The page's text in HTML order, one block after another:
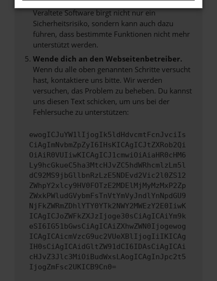
Veraltete Software birgt nicht nur ein
Sicherheitsrisiko, sondern kann auch dazu
führen, dass bestimmte Funktionen nicht mehr
unterstützt werden.
Wende dich an den Webseitenbetreiber.
Wenn du alle oben genannten Schritte versucht
hast, kontaktiere uns bitte. Wir werden
versuchen, das Problem zu beheben. Du kannst
uns diesen Text schicken, um uns bei der
Fehlersuche zu unterstützen:
ewogICJuYW1lIjogIk5ldHdvcmtFcnJvciIs
CiAgImNvbmZpZyI6IHsKICAgICJtZXRob2Qi
OiAiR0VUIiwKICAgICJ1cmwiOiAiaHR0cHM6
Ly9hcGkueC5ha3MtcHJvZC5hdWRhcmlzLm5l
dC92MS9jbGllbnRzLzE5NDEvd2Vic2l0ZS12
ZWhpY2xlcy9HV0FOTzE2MDElMjMyMzMxP2Zp
ZWxkPWludGVybmFsTnVtYmVyJndlYnNpdGU9
NjFkZWRmZDhlYTY0YTk2NWY2MWEzY2E0IiwK
ICAgICJoZWFkZXJzIjoge30sCiAgICAiYm9k
eSI6IG51bGwsCiAgICAiZXhwZWN0Ijogewog
ICAgICAicmVzcG9uc2VUeXBlIjogIiIKICAg
IH0sCiAgICAidGltZW91dCI6IDAsCiAgICAi
cHJvZ3Jlc3MiOiBudWxsLAogICAgInJpc2t5
IjogZmFsc2UKICB9Cn0=